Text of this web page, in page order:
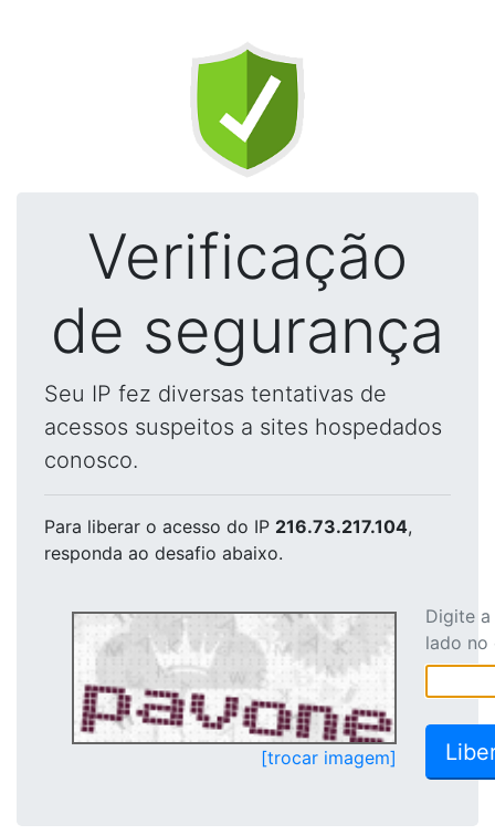
Verificação
de segurança
Seu IP fez diversas tentativas de
acessos suspeitos a sites hospedados
conosco.
Para liberar o acesso do IP 216.73.217.104,
responda ao desafio abaixo.
[trocar imagem]
Digite
lado no